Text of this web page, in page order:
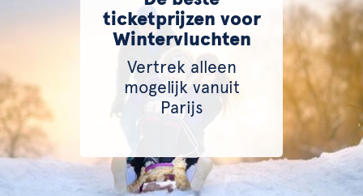
ticketprijzen voor
Wintervluchten
Vertrek alleen
mogelijk vanuit
Parijs